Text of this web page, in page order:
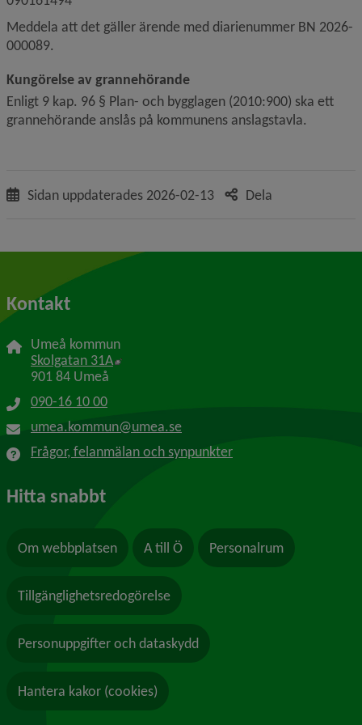
Meddela att det gäller ärende med diarienummer BN 2026-
000089.
Kungörelse av grannehörande
Enligt 9 kap. 96 § Plan- och bygglagen (2010:900) ska ett
grannehörande anslås på kommunens anslagstavla.
Sidan uppdaterades 2026-02-13 Dela
Kontakt
Umeå kommun
Skolgatan 31A Länk till annan webbplats, öppnas i nytt
901 84 Umeå
090-16 10 00
umea.kommun@umea.se
Frågor, felanmälan och synpunkter
Hitta snabbt
Om webbplatsen A till Ö Personalrum
Tillgänglighetsredogörelse
Personuppgifter och dataskydd
Hantera kakor (cookies)